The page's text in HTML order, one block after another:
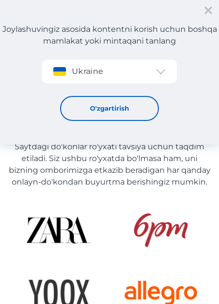
Roʻyxatdan oʻtish
Joylashuvingiz asosida kontentni korish uchun boshqa
mamlakat yoki mintaqani tanlang
Ukraine
O'zgartirish
Poyabzal
Poyabzal yetkazib berish bilan
O'zbekiston
Saytdagi do'konlar ro'yxati tavsiya uchun taqdim
etiladi. Siz ushbu ro'yxatda bo'lmasa ham, uni
bizning omborimizga etkazib beradigan har qanday
onlayn-do'kondan buyurtma berishingiz mumkin.